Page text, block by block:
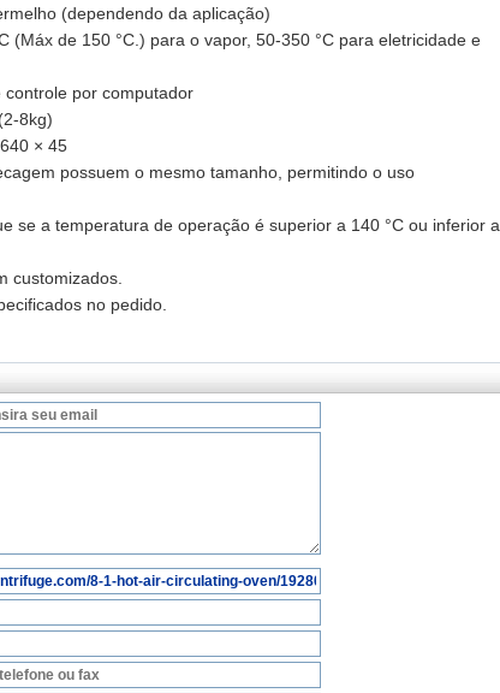
(dependendo da aplicação)
(Máx de 150 °C.) para o vapor, 50-350 °C para eletricidade e
por computador
8kg)
× 45
possuem o mesmo tamanho, permitindo o uso
se a temperatura de operação é superior a 140 °C ou inferior a
customizados.
no pedido.